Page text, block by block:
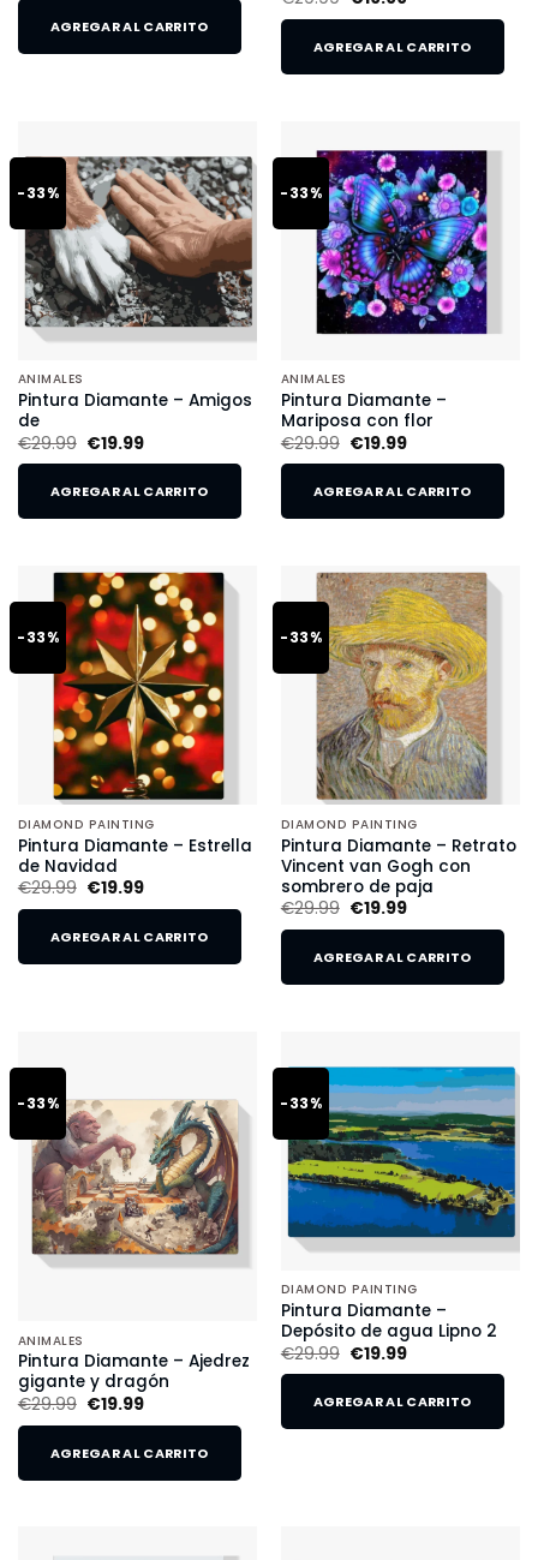
AGREGAR AL CARRITO
AGREGAR AL CARRITO
-33%
ANIMALES
Pintura Diamante – Amigos
de
€29.99 €19.99
AGREGAR AL CARRITO
-33%
ANIMALES
Pintura Diamante –
Mariposa con flor
€29.99 €19.99
AGREGAR AL CARRITO
-33%
DIAMOND PAINTING
Pintura Diamante – Estrella
de Navidad
€29.99 €19.99
AGREGAR AL CARRITO
-33%
DIAMOND PAINTING
Pintura Diamante – Retrato
Vincent van Gogh con
sombrero de paja
€29.99 €19.99
AGREGAR AL CARRITO
-33%
ANIMALES
Pintura Diamante – Ajedrez
gigante y dragón
€29.99 €19.99
AGREGAR AL CARRITO
-33%
DIAMOND PAINTING
Pintura Diamante –
Depósito de agua Lipno 2
€29.99 €19.99
AGREGAR AL CARRITO